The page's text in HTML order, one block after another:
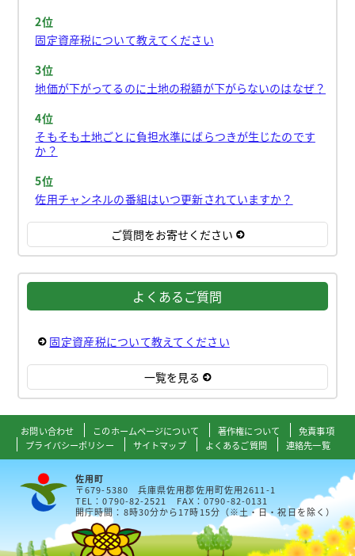
2位
固定資産税について教えてください
3位
地価が下がってるのに土地の税額が下がらないのはなぜ？
4位
そもそも土地ごとに負担水準にばらつきが生じたのです
か？
5位
佐用チャンネルの番組はいつ更新されていますか？
ご質問をお寄せください
よくあるご質問
固定資産税について教えてください
一覧を見る
お問い合わせ このホームページについて 著作権について
免責事項
プライバシーポリシー
サイトマップ よくあるご質問 連絡先一覧
佐用町
〒679-5380 兵庫県佐用郡佐用町佐用2611-1
TEL：0790-82-2521 FAX：0790-82-0131
開庁時間：8時30分から17時15分（※土・日・祝日を除く）